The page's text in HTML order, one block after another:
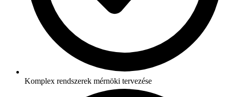
Komplex rendszerek mérnöki tervezése